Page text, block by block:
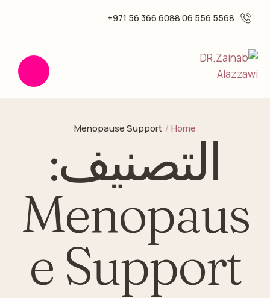
5568 556 06 -
6088 366 56 971+
Home
/
Menopause Support
التصنيف:
Menopaus
e Support